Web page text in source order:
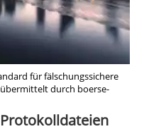
für fälschungssichere
durch boerse-